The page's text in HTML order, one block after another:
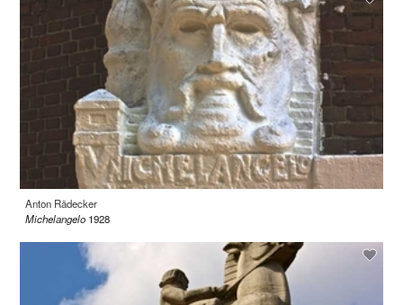
Anton Rädecker
Michelangelo 1928